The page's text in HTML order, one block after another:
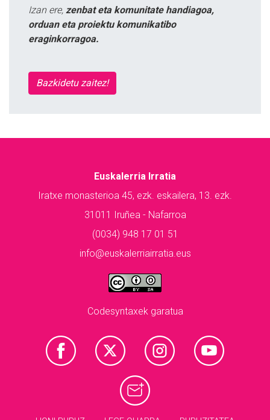
Izan ere, zenbat eta komunitate handiagoa,
orduan eta proiektu komunikatibo
eraginkorragoa.
Bazkidetu zaitez!
Euskalerria Irratia
Iratxe monasterioa 45, ezk. eskailera, 13. ezk.
31011 Iruñea - Nafarroa
(0034) 948 17 01 51
info@euskalerriairratia.eus
Codesyntaxek garatua